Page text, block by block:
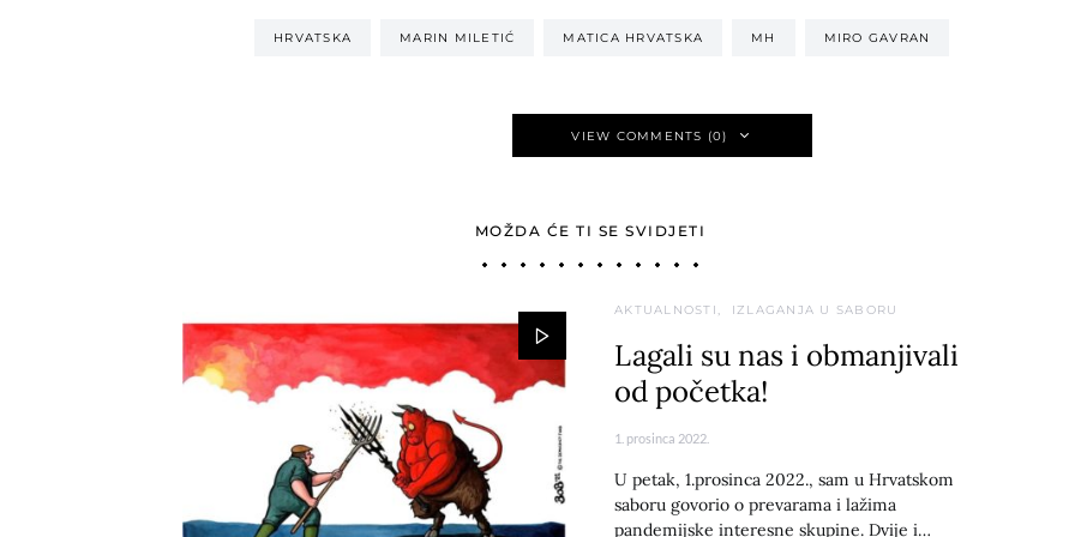
HRVATSKA MARIN MILETIĆ MATICA HRVATSKA MH MIRO GAVRAN
VIEW COMMENTS (0)
MOŽDA ĆE TI SE SVIDJETI
AKTUALNOSTI IZLAGANJA U SABORU
Lagali su nas i obmanjivali
od početka!
1. prosinca 2022.
U petak, 1.prosinca 2022., sam u Hrvatskom
saboru govorio o prevarama i lažima
pandemijske interesne skupine. Dvije i…